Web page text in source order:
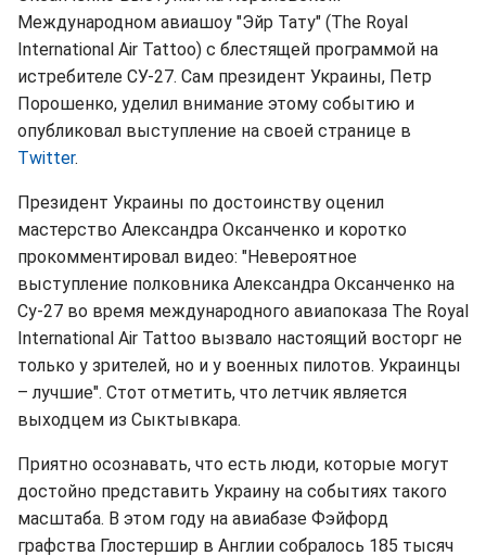
Международном авиашоу "Эйр Тату" (The Royal
International Air Tattoo) с блестящей программой на
истребителе СУ-27. Сам президент Украины, Петр
Порошенко, уделил внимание этому событию и
опубликовал выступление на своей странице в
Twitter.
Президент Украины по достоинству оценил
мастерство Александра Оксанченко и коротко
прокомментировал видео: "Невероятное
выступление полковника Александра Оксанченко на
Су-27 во время международного авиапоказа The Royal
International Air Tattoo вызвало настоящий восторг не
только у зрителей, но и у военных пилотов. Украинцы
– лучшие". Стот отметить, что летчик является
выходцем из Сыктывкара.
Приятно осознавать, что есть люди, которые могут
достойно представить Украину на событиях такого
масштаба. В этом году на авиабазе Фэйфорд
графства Глостершир в Англии собралось 185 тысяч